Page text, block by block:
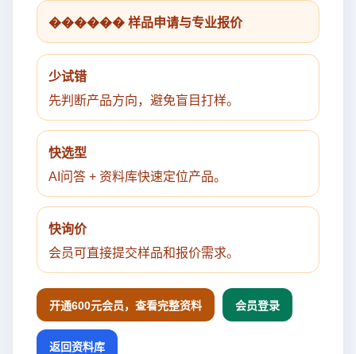
������ 样品申请与专业报价
少试错
先判断产品方向，避免盲目打样。
快选型
AI问答 + 资料库快速定位产品。
快询价
会员可直接提交样品和报价需求。
开通600元会员，查看完整资料 会员登录
返回资料库